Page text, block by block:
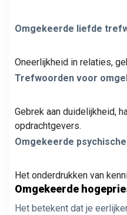
Omgekeerde liefde
Oneerlijkheid in relaties,
Trefwoorden voor
Gebrek aan duidelijkheid,
opdrachtgevers.
Omgekeerde
Het onderdrukken van
Omgekeerde
Het betekent dat je